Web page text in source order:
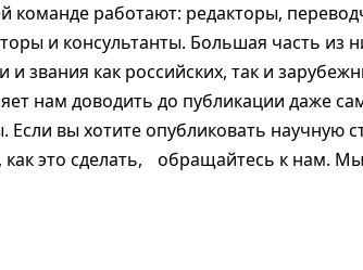
команде работают: редакторы,
и консультанты. Большая часть из
и звания как российских, так и
нам доводить до публикации даже
Если вы хотите опубликовать научную
как это сделать, обращайтесь к нам.